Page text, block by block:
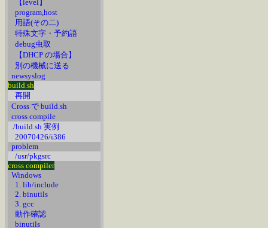
【level】
program,host
用語(その二)
特殊文字・予約語
debug虫取
【DHCP の場合】
別の機械に送る
newsyslog
build.sh
再開
Cross で build.sh
cross compile
./build.sh 実例
20070426/i386
problem
/usr/pkgsrc
cross compiler
Windows
1. lib/include
2. binutils
3. gcc
動作確認
binutils